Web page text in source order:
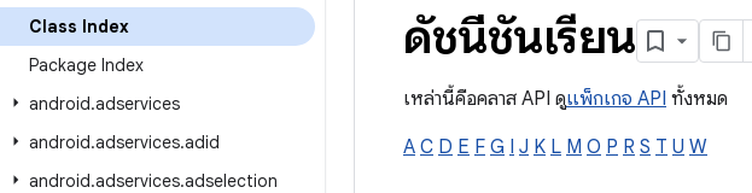
Class Index
Package Index
android.adservices
android.adservices.adid
android.adservices.adselection
ดัชนีชั้นเรียน
เหล่านี้คือคลาส API ดูแพ็กเกจ API ทั้งหมด
A C D E F G I J K L M O P R S T U W